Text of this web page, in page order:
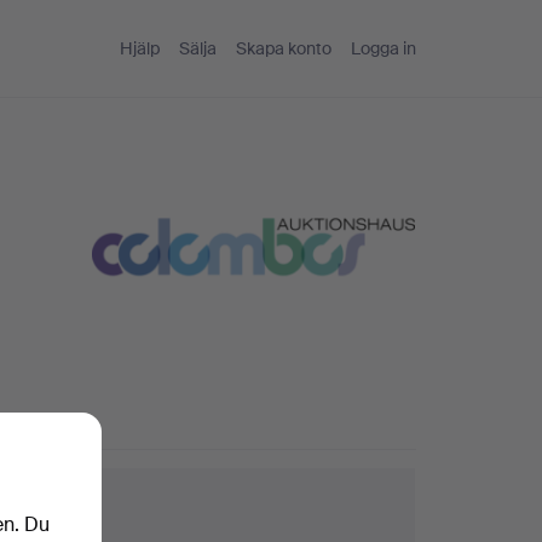
Hjälp Sälja Skapa konto Logga in
Du